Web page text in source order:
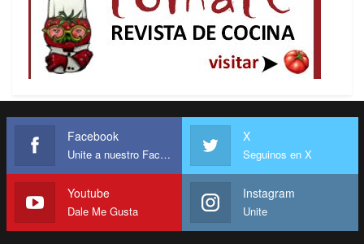
Facebook
Unite a nuestro Facebook
X
Seguinos en X
Youtube
Dale Me Gusta
Instagram
Unite